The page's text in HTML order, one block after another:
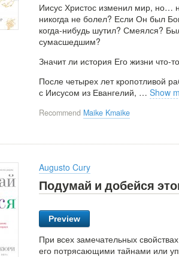
Иисус Христос изменил мир, но…
никогда не болел? Если Он был
когда-нибудь шутил? Смеялся?
сумасшедшим?
Значит ли история Его жизни что-
После четырех лет кропотливой
с Иисусом из Евангелий, … Show
Recommend Maike Kmaike
Augusto Cury
Подумай и добейся
Preview
При всех замечательных
его потрясающими тайнами или